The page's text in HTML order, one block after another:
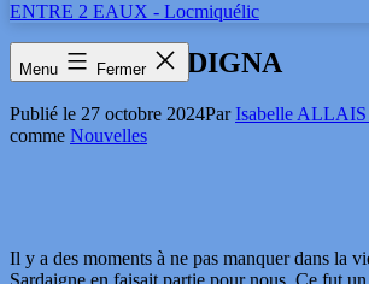
ENTRE 2 EAUX - Locmiquélic
Menu Fermer
VIVA LA SARDIGNA
Publié le 27 octobre 2024ParIsabelle ALLAIS
comme Nouvelles
Il y a des moments à ne pas manquer dans la
Sardaigne en faisait partie pour nous. Ce fut